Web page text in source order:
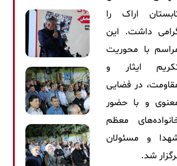
اراک را
داشت. این
با محوریت
ایثار و
در فضایی
و با حضور
معظم
و مسئولان
شد.